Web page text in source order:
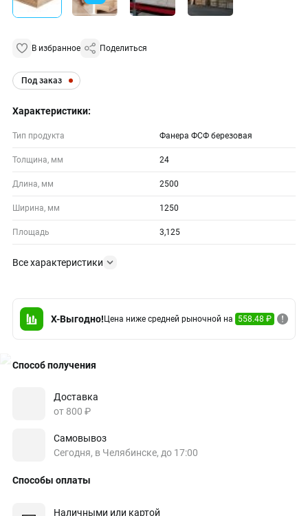
В избранное Поделиться
Под заказ
Характеристики:
Тип продукта Фанера ФСФ березовая
Толщина, мм 24
Длина, мм 2500
Ширина, мм 1250
Площадь 3,125
Все характеристики
X-Выгодно! Цена ниже средней рыночной на 558.48 ₽
Способ получения
Доставка
от 800 ₽
Самовывоз
Сегодня, в Челябинске, до 17:00
Способы оплаты
Наличными или картой